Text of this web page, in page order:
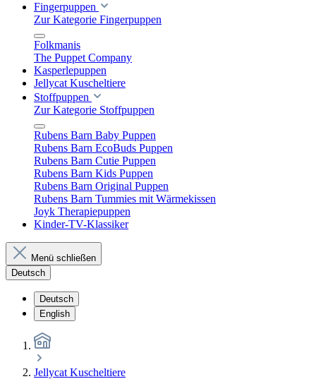
Fingerpuppen
Zur Kategorie Fingerpuppen
Folkmanis
The Puppet Company
Kasperlepuppen
Jellycat Kuscheltiere
Stoffpuppen
Zur Kategorie Stoffpuppen
Rubens Barn Baby Puppen
Rubens Barn EcoBuds Puppen
Rubens Barn Cutie Puppen
Rubens Barn Kids Puppen
Rubens Barn Original Puppen
Rubens Barn Tummies mit Wärmekissen
Joyk Therapiepuppen
Kinder-TV-Klassiker
Menü schließen
Deutsch
Deutsch
English
Jellycat Kuscheltiere